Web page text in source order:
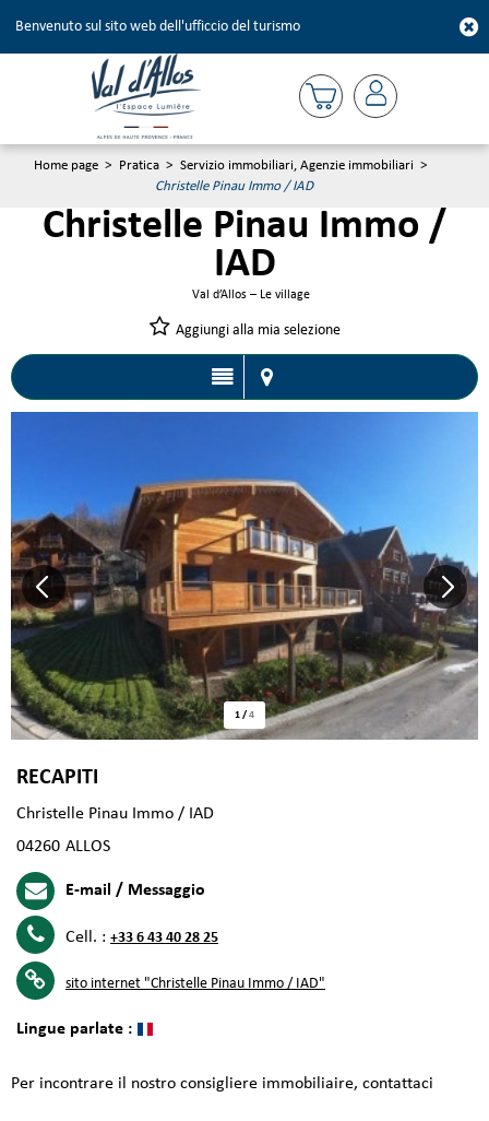
Benvenuto sul sito web dell'ufficcio del turismo
Home page > Pratica > Servizio immobiliari, Agenzie immobiliari >
Christelle Pinau Immo / IAD
Christelle Pinau Immo /
IAD
Val d’Allos – Le village
Aggiungi alla mia selezione
1/4
RECAPITI
Christelle Pinau Immo / IAD
04260 ALLOS
E-mail / Messaggio
Cell. : +33 6 43 40 28 25
sito internet "Christelle Pinau Immo / IAD"
Lingue parlate :
Per incontrare il nostro consigliere immobiliaire, contattaci